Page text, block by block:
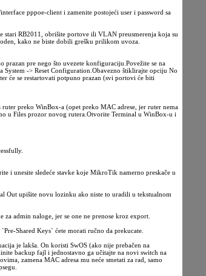
pppoe-client i zamenite postojeći user i password sa
RB2011, obrišite portove ili VLAN preusmerenja koja su
kako ne biste dobili grešku prilikom uvoza.
pre nego što uvezete konfiguraciju.Povežite se na
-> Reset Configuration.Obavezno štiklirajte opciju No
će se restartovati potpuno prazan (svi portovi će biti
preko WinBox-a (opet preko MAC adrese, jer ruter nema
u Files prozor novog rutera.Otvorite Terminal u WinBox-u i
i unesite sledeće stavke koje MikroTik namerno preskače u
Out upišite novu lozinku ako niste to uradili u tekstualnom
admin naloge, jer se one ne prenose kroz export.
Shared Keys` ćete morati ručno da prekucate.
je lakša. On koristi SwOS (ako nije prebačen na
backup fajl i jednostavno ga učitajte na novi switch na
zamena MAC adresa mu neće smetati za rad, samo